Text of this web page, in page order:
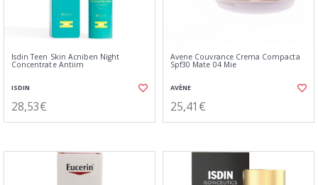
Isdin Teen Skin Acniben Night
Concentrate Antiim
ISDIN
28,53€
Avene Couvrance Crema Compacta
Spf30 Mate 04 Mie
AVÈNE
25,41€